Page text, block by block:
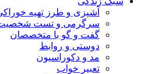
آشپزی و طرز تهیه
سرگرمی و تست
گفت و گو با متخصصان
دوستی و روابط
مد و دکوراسیون
تعبیر خواب